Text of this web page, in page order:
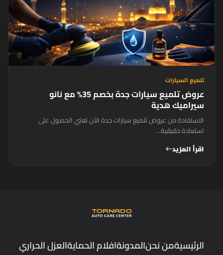
تلميع السيارات
عروض تلميع سيارات جدة بخصم 35% مع نانو
سيراميك هدية
الاستفادة من عروض تلميع سيارات جدة الآن تعني الحصول على
استعادة حقيقية...
اقرأ المزيدwest
الرئيسيةمن نحنالمدونةافلام الحمايةالعزل الحراري